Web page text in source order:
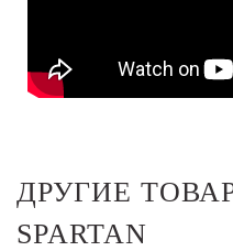
ДРУГИЕ
SPARTAN